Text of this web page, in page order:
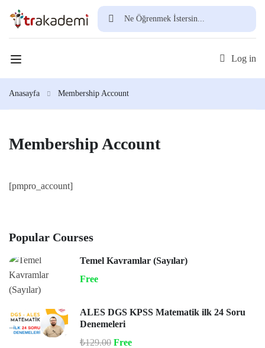
Log in
Anasayfa Membership Account
Membership Account
[pmpro_account]
Popular Courses
Temel Kavramlar (Sayılar)
Free
ALES DGS KPSS Matematik ilk 24 Soru
Denemeleri
₺129.00 Free